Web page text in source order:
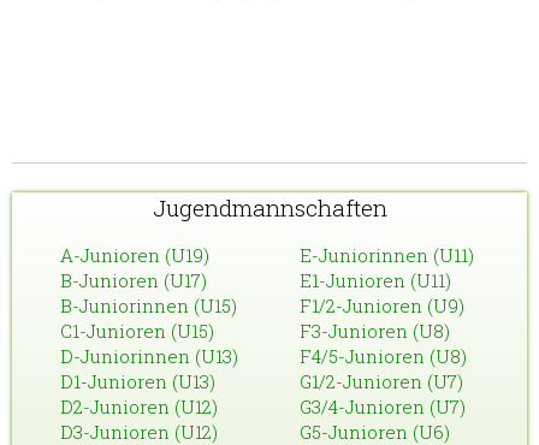
Jugendmannschaften
A-Junioren (U19)
B-Junioren (U17)
B-Juniorinnen (U15)
C1-Junioren (U15)
D-Juniorinnen (U13)
D1-Junioren (U13)
D2-Junioren (U12)
D3-Junioren (U12)
E-Juniorinnen (U11)
E1-Junioren (U11)
F1/2-Junioren (U9)
F3-Junioren (U8)
F4/5-Junioren (U8)
G1/2-Junioren (U7)
G3/4-Junioren (U7)
G5-Junioren (U6)